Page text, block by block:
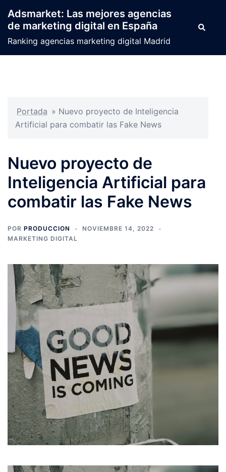
contenido
Adsmarket: Las mejores agencias
de marketing digital en España
Ranking agencias marketing digital Madrid
Buscar
Portada » Nuevo proyecto de Inteligencia
Artificial para combatir las Fake News
Nuevo proyecto de
Inteligencia Artificial para
combatir las Fake News
POR PRODUCCION
NOVIEMBRE 14, 2022
MARKETING DIGITAL